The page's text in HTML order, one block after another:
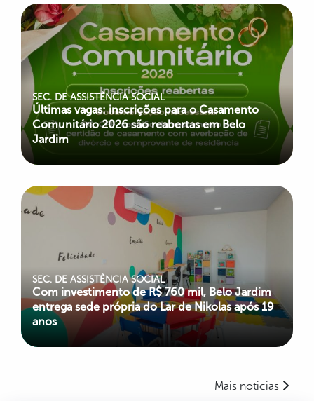
SEC. DE ASSISTÊNCIA SOCIAL
Últimas vagas: inscrições para o Casamento
Comunitário 2026 são reabertas em Belo
Jardim
SEC. DE ASSISTÊNCIA SOCIAL
Com investimento de R$ 760 mil, Belo Jardim
entrega sede própria do Lar de Nikolas após 19
anos
Mais noticias